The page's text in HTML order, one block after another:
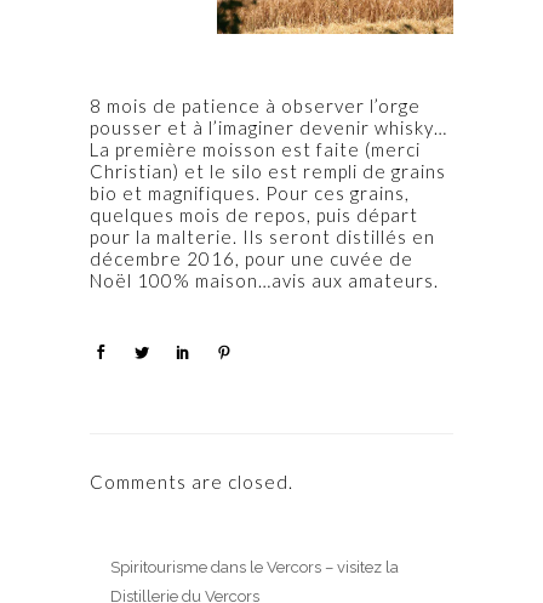
8 mois de patience à observer l’orge
pousser et à l’imaginer devenir whisky…
La première moisson est faite (merci
Christian) et le silo est rempli de grains
bio et magnifiques. Pour ces grains,
quelques mois de repos, puis départ
pour la malterie. Ils seront distillés en
décembre 2016, pour une cuvée de
Noël 100% maison…avis aux amateurs.
Comments are closed.
Spiritourisme dans le Vercors – visitez la
Distillerie du Vercors